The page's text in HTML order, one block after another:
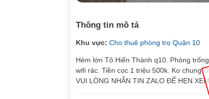
Thông tin mô tả
Khu vực: Cho thuê phòng trọ Quận 10
Hẻm lớn Tô Hiến Thành q10. Phòng
wifi rác. Tiền cọc 1 triệu 500k. Ko chung
VUI LÒNG NHẮN TIN ZALO ĐỂ HẸN